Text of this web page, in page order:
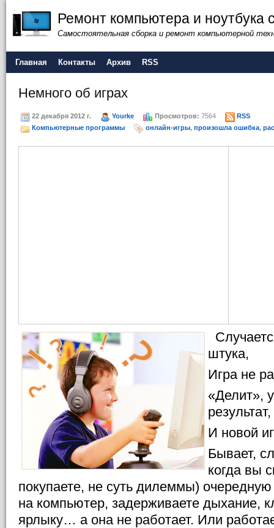
Ремонт компьютера и ноутбука
Самостоятельная сборка и ремонт компьютерной
Главная Контакты Архив RSS
Немного об играх
22 декабря 2012 г. Yourke Просмотров: 7564
RSS
Компьютерные программы
онлайн-игры, произошла ошибка,
штука,
Игра не
«Делит»,
результат,
И новой
Бывает,
когда вы
покупаете, не суть дилеммы) очередную
на компьютер, задерживаете дыхание,
ярлыку… а она не работает. Или